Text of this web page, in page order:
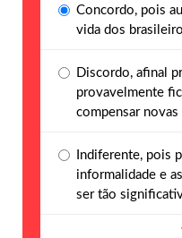
Concordo, pois
vida dos
Discordo, afinal
provavelmente
compensar
Indiferente, pois
informalidade e
ser tão